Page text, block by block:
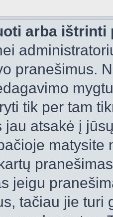
arba ištrinti
pranešimus.
tik per tam
jau atsakė į
matysite
jeigu
tačiau jie turi